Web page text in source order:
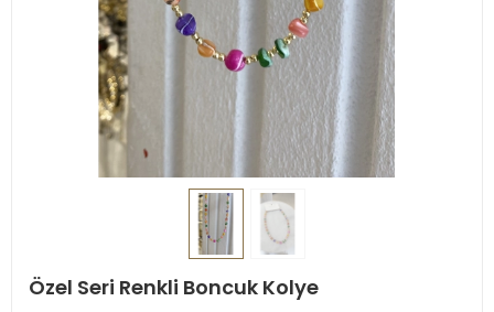
Özel Seri Renkli Boncuk Kolye